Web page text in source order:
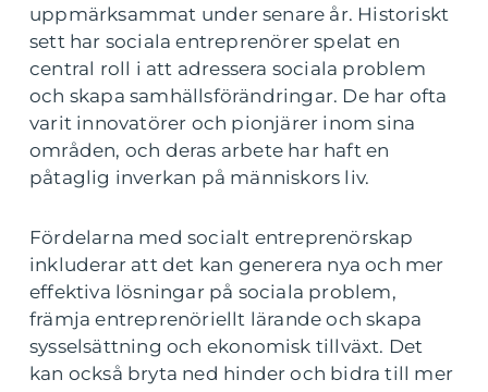
uppmärksammat under senare år. Historiskt
sett har sociala entreprenörer spelat en
central roll i att adressera sociala problem
och skapa samhällsförändringar. De har ofta
varit innovatörer och pionjärer inom sina
områden, och deras arbete har haft en
påtaglig inverkan på människors liv.
Fördelarna med socialt entreprenörskap
inkluderar att det kan generera nya och mer
effektiva lösningar på sociala problem,
främja entreprenöriellt lärande och skapa
sysselsättning och ekonomisk tillväxt. Det
kan också bryta ned hinder och bidra till mer